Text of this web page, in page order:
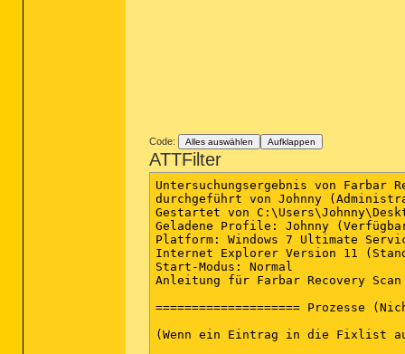
Code: Alles auswählen Aufklappen
ATTFilter
Untersuchungsergebnis von Farbar
durchgeführt von Johnny
Gestartet von
Geladene Profile: Johnny
Platform: Windows 7 Ultimate
Internet Explorer Version 11
Start-Modus: Normal
Anleitung für Farbar Recovery
==================== Prozesse
(Wenn ein Eintrag in die Fixlist